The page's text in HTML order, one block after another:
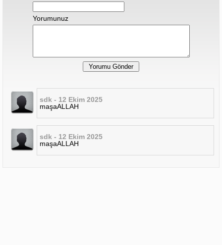
Yorumunuz
sdk - 12 Ekim 2025
maşaALLAH
sdk - 12 Ekim 2025
maşaALLAH